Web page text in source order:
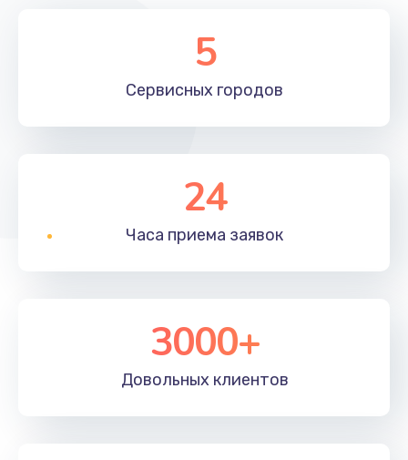
5
Сервисных городов
24
Часа приема заявок
3000+
Довольных клиентов